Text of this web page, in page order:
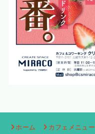
ホーム カフェメニュー